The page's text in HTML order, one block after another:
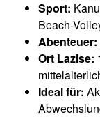
Sport:
Beach-
Abenteuer:
Ort Lazise:
Ideal für: